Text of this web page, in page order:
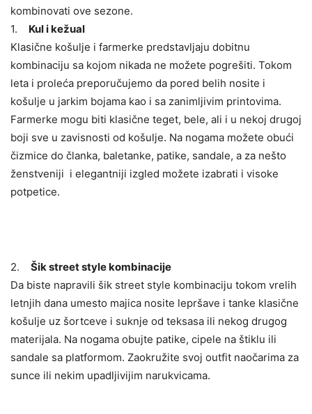
kombinovati ove sezone.
1. Kul i kežual
Klasične košulje i farmerke predstavljaju dobitnu
kombinaciju sa kojom nikada ne možete pogrešiti. Tokom
leta i proleća preporučujemo da pored belih nosite i
košulje u jarkim bojama kao i sa zanimljivim printovima.
Farmerke mogu biti klasične teget, bele, ali i u nekoj drugoj
boji sve u zavisnosti od košulje. Na nogama možete obući
čizmice do članka, baletanke, patike, sandale, a za nešto
ženstveniji i elegantniji izgled možete izabrati i visoke
potpetice.
2. Šik street style kombinacije
Da biste napravili šik street style kombinaciju tokom vrelih
letnjih dana umesto majica nosite lepršave i tanke klasične
košulje uz šortceve i suknje od teksasa ili nekog drugog
materijala. Na nogama obujte patike, cipele na štiklu ili
sandale sa platformom. Zaokružite svoj outfit naočarima za
sunce ili nekim upadljivijim narukvicama.